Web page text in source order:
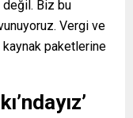
değil. Biz bu
Vergi ve
kaynak paketlerine